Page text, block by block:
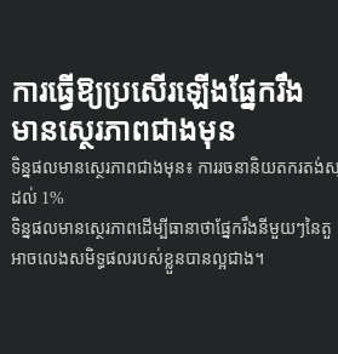
ការធ្វើឱ្យប្រសើរឡើងផ្នែករឹង
មានស្ថេរភាពជាងមុន
ទិន្នផលមានស្ថេរភាពជាងមុន៖ ការរចនានិយតករតង់
ដល់ 1%
ទិន្នផលមានស្ថេរភាពដើម្បីធានាថាផ្នែករឹងនីមួយៗនៃតួ
អាច​លេង​សមិទ្ធផល​របស់​ខ្លួន​បាន​ល្អ​ជាង។